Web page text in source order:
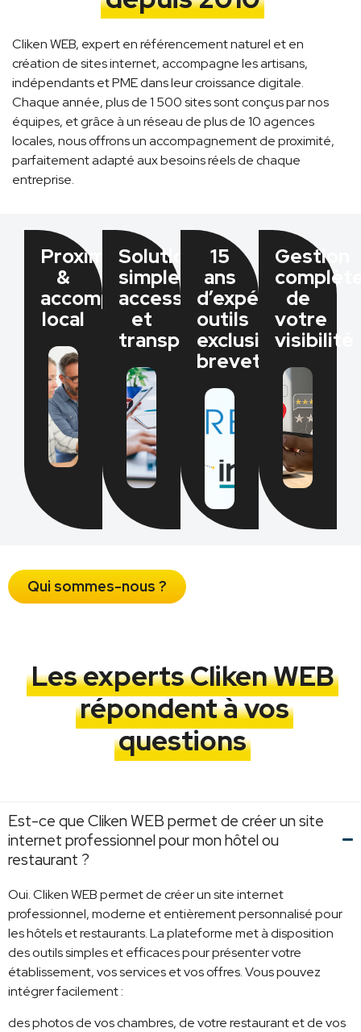
Cliken WEB, expert en référencement naturel et en
création de sites internet, accompagne les artisans,
indépendants et PME dans leur croissance digitale.
Chaque année, plus de 1 500 sites sont conçus par nos
équipes, et grâce à un réseau de plus de 10 agences
locales, nous offrons un accompagnement de proximité,
parfaitement adapté aux besoins réels de chaque
entreprise.
Proximité
&
accompagnement
local
Solutions
simples,
accessibles
et
transparentes​
15
ans
d’expérience,
outils
exclusifs
brevetés​
Gestion
de
votre
visibilité​
Qui sommes-nous ?
Les experts Cliken WEB
répondent à vos
questions
Est-ce que Cliken WEB permet de créer un site
internet professionnel pour mon hôtel ou
restaurant ?
Oui. Cliken WEB permet de créer un site internet
professionnel, moderne et entièrement personnalisé pour
les hôtels et restaurants. La plateforme met à disposition
des outils simples et efficaces pour présenter votre
établissement, vos services et vos offres. Vous pouvez
intégrer facilement :
des photos de vos chambres, de votre restaurant et de vos